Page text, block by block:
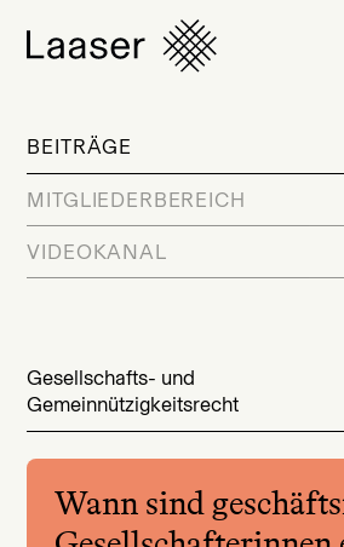
BEITRÄGE
MITGLIEDERBEREICH
VIDEOKANAL
Gesellschafts- und
Gemeinnützigkeitsrecht
Wann sind